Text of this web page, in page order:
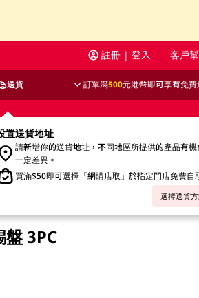
註冊 | 登入 客戶
送貨 訂單滿500元港幣即可享有免
置送貨地址
請新增你的送貨地址，不同地區所提供的產品有機
一定差異。
買滿$50即可選擇「網購店取」於指定門店免費自
選擇送貨
3PC